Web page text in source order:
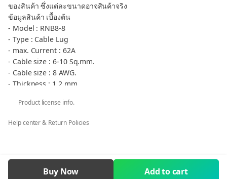
ของสินค้า ซึ่งแต่ละขนาดอาจสินค้าจริง
ข้อมูลสินค้า เบื้องต้น
- Model : RNB8-8
- Type : Cable Lug
- max. Current : 62A
- Cable size : 6-10 Sq.mm.
- Cable size : 8 AWG.
- Thickness : 1.2 mm
- Cable Dimension (d) : 4.8 mm.
RNB
RNB8-8 TKS Cable Lug Copper Ring Terminal Cable Wire 6-10
Sq.mm. Screw M8
Product license info.
Help center & Return Policies
Buy Now Add to cart